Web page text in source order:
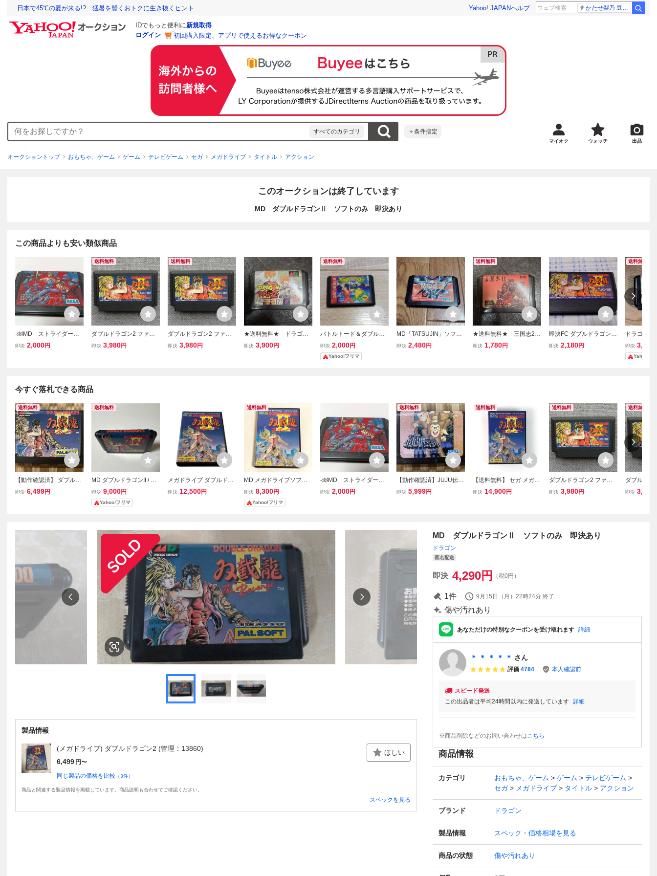
日本で45℃の夏が来る!? 猛暑を賢くおトクに生き抜くヒント Yahoo! JAPANヘルプ かたせ梨乃 豆原一成
IDでもっと便利に新規取得
ログイン
初回購入限定、アプリで使えるお得なクーポン
すべてのカテゴリ ＋条件指定
マイオク ウォッチ 出品
オークショントップ おもちゃ、ゲーム ゲーム テレビゲーム セガ メガドライブ タイトル アクション
このオークションは終了しています
MD ダブルドラゴンⅡ ソフトのみ 即決あり
この商品よりも安い類似商品
-♯♯MD ストライダー飛
竜 SEGA 即決 ■■ まと
即決 2,000円
送料無料
ダブルドラゴン2 ファミ
コン FC ダブルドラゴン
即決 3,980円
送料無料
ダブルドラゴン2 ファミ
コン FC ダブルドラゴン
即決 3,980円
★送料無料★ ドラゴン
ボールZ武勇列伝 MD 【メ
即決 3,900円
送料無料
バトルトード＆ダブルド
ラゴン Battletoads and d
ouble dragon メガドライ
ブ
即決 2,000円
Yahoo!フリマ
MD「TATSUJIN」ソフト
のみ
即決 2,480円
送料無料
★送料無料★ 三国志2 M
D 【メガドライブ】SEG
即決 1,780円
即決FC ダブルドラゴンII
(2)
即決 2,180円
送料無料
ドラゴン
伝 MD メガ
トのみ
即決 3,300
Yahoo!フ
今すぐ落札できる商品
送料無料
【動作確認済】 ダブルド
ラゴン2 ソフトのみ MD
即決 6,499円
送料無料
MD ダブルドラゴンII / DO
UBLE DRAGON カートリ
ッジのみ メガドライブ
即決 9,000円
Yahoo!フリマ
メガドライブ ダブルドラ
ゴン2 MD SEGA 外箱
即決 12,500円
送料無料
MD メガドライブソフト
ダブルドラゴンII 双截龍II
THE REVENGE 箱付き
説明書なし DOUBLE D
即決 8,300円
Yahoo!フリマ
-♯♯MD ストライダー飛
竜 SEGA 即決 ■■ まと
即決 2,000円
送料無料
【動作確認済】JUJU伝説
ソフトのみ MD メガドラ
即決 5,999円
送料無料
【送料無料】 セガ メガド
ライブ ダブルドラゴンⅡ
即決 14,900円
送料無料
ダブルドラゴン2 ファミ
コン FC ダブルドラゴン
即決 3,980円
送料無料
ダブルドラ
コン FC
即決 3,980
製品情報
(メガドライブ) ダブルドラゴン2 (管理：13860)
6,499 円〜
同じ製品の価格を比較 （3件）
ほしい
商品と関連する製品情報を掲載しています。商品説明も合わせてご確認ください。
スペックを見る
MD ダブルドラゴンⅡ ソフトのみ 即決あり
ドラゴン
匿名配送
即決 4,290円 （税0円）
1件 9月15日（月）22時24分 終了
傷や汚れあり
あなただけの特別なクーポンを受け取れます 詳細
＊ ＊ ＊ ＊ ＊ さん
評価 4784 本人確認前
スピード発送
この出品者は平均24時間以内に発送しています 詳細
※商品削除などのお問い合わせはこちら
商品情報
カテゴリ おもちゃ、ゲーム ゲーム
テレビゲーム
セガ
メガドライブ タイトル アクション
ブランド ドラゴン
製品情報 スペック・価格相場を見る
商品の状態 傷や汚れあり